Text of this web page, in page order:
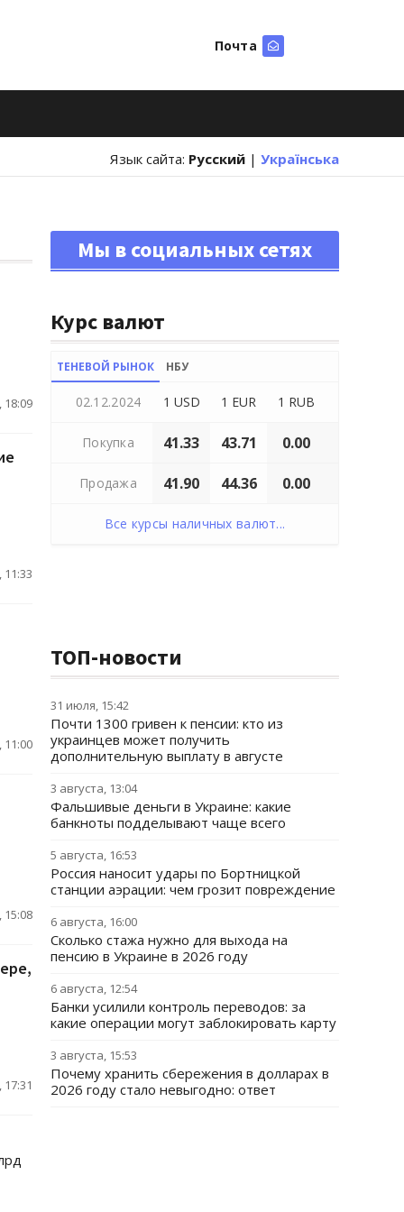
Почта
Язык сайта: Русский | Українська
18:09
11:00
15:08
Мы в социальных сетях
Курс валют
ТЕНЕВОЙ РЫНОК НБУ
02.12.2024 1 USD 1 EUR 1 RUB
Покупка 41.33 43.71 0.00
Продажа 41.90 44.36 0.00
Все курсы наличных валют...
ТОП-новости
31 июля, 15:42
Почти 1300 гривен к пенсии: кто из
украинцев может получить
дополнительную выплату в августе
3 августа, 13:04
Фальшивые деньги в Украине: какие
банкноты подделывают чаще всего
5 августа, 16:53
Россия наносит удары по Бортницкой
станции аэрации: чем грозит повреждение
6 августа, 16:00
Сколько стажа нужно для выхода на
пенсию в Украине в 2026 году
6 августа, 12:54
Банки усилили контроль переводов: за
какие операции могут заблокировать карту
3 августа, 15:53
Почему хранить сбережения в долларах в
2026 году стало невыгодно: ответ